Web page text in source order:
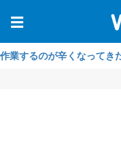
☰
辛くなってきた...」そん